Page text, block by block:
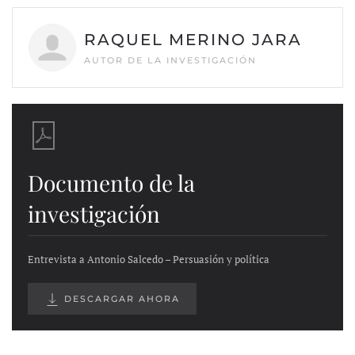
RAQUEL MERINO JARA
AUTOR DE LA INVESTIGACIÓN
Documento de la
investigación
Entrevista a Antonio Salcedo – Persuasión y política
DESCARGAR AHORA